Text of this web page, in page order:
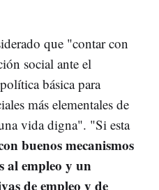
que "contar con
social ante el
básica para
más elementales de
vida digna". "Si esta
buenos mecanismos
al empleo y un
de empleo y de